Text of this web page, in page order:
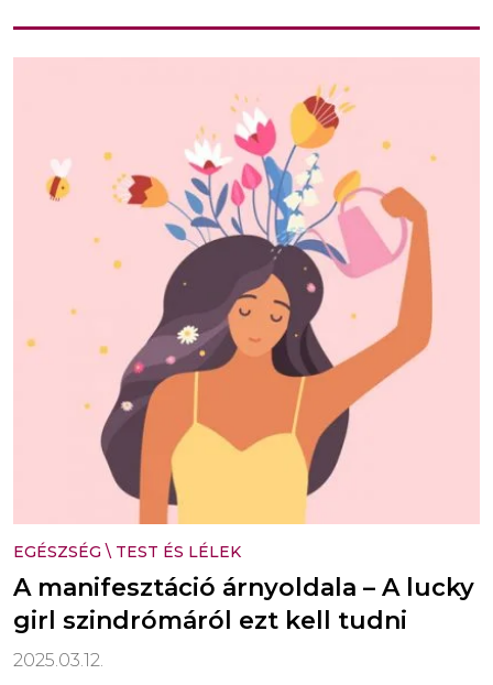
EGÉSZSÉG \ TEST ÉS LÉLEK
A manifesztáció árnyoldala – A lucky
girl szindrómáról ezt kell tudni
2025.03.12.